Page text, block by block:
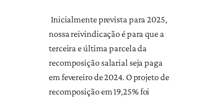
Inicialmente prevista para 2025,
nossa reivindicação é para que a
terceira e última parcela da
recomposição salarial seja paga
em fevereiro de 2024. O projeto de
recomposição em 19,25% foi